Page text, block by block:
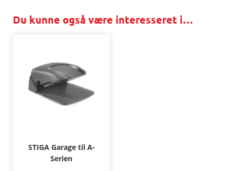
Du kunne også være interesseret i…
STIGA Garage til A-
Serien